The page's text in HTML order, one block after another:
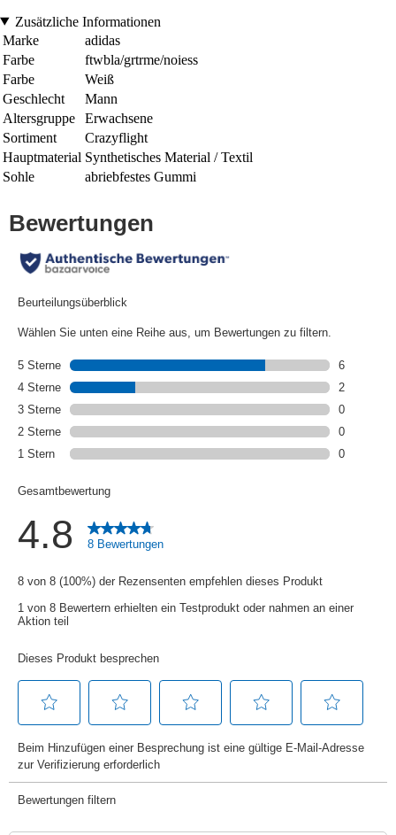
Zusätzliche Informationen
Marke
adidas
Farbe
ftwbla/grtrme/noiess
Farbe
Weiß
Geschlecht
Mann
Altersgruppe
Erwachsene
Sortiment
Crazyflight
Hauptmaterial Synthetisches Material / Textil
Sohle
abriebfestes Gummi